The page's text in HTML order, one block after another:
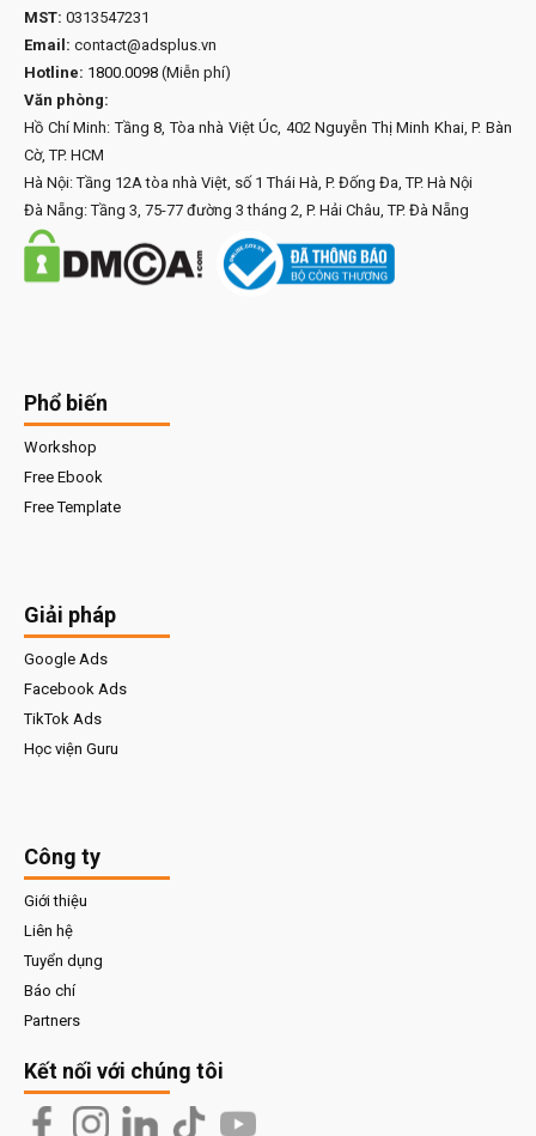
MST: 0313547231
Email: contact@adsplus.vn
Hotline: 1800.0098 (Miễn phí)
Văn phòng:
Hồ Chí Minh: Tầng 8, Tòa nhà Việt Úc, 402 Nguyễn Thị Minh Khai, P. Bàn
Cờ, TP. HCM
Hà Nội: Tầng 12A tòa nhà Việt, số 1 Thái Hà, P. Đống Đa, TP. Hà Nội
Đà Nẵng: Tầng 3, 75-77 đường 3 tháng 2, P. Hải Châu, TP. Đà Nẵng
Phổ biến
Workshop
Free Ebook
Free Template
Giải pháp
Google Ads
Facebook Ads
TikTok Ads
Học viện Guru
Công ty
Giới thiệu
Liên hệ
Tuyển dụng
Báo chí
Partners
Kết nối với chúng tôi